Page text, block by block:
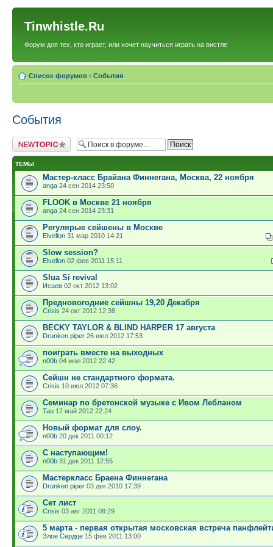
Tinwhistle.Ru
Форум для тех, кто играет, или хочет научиться играть на вистле
Список форумов ‹ События
События
Новая тема
ТЕМЫ
Мастер-класс Брайана Финнегана, Москва, 22 ноября
anga 24 сен 2014 23:50
FLOOK в Москве 21 ноября
anga 24 сен 2014 23:31
Регулярые сейшены в Москве
Elvellon 31 мар 2010 14:21
Slow session?
Elvellon 02 фев 2011 15:11
Slua Si revival
Исаев 02 окт 2012 13:02
Предновогодние сейшны 19,20 Декабря
Crisis 24 окт 2012 12:38
BECKY TAYLOR & BLIND HARPER 17 августа
Drunken piper 26 июл 2012 17:53
поиграть вместе на выходных
n00b 04 июл 2012 22:42
Сейшн не стандартного формата.
Crisis 10 июл 2012 07:36
Семинар по бретонской музыке с Ивом Лебланом
Tau 12 май 2012 22:24
Новый формат для слоу.
n00b 20 дек 2011 00:12
С наступающим!
n00b 31 дек 2011 12:55
Мастеркласс Браена Финнегана
Drunken piper 03 дек 2010 17:39
Сет лист
Crisis 03 авг 2011 08:29
5 марта - первая открытая московская встреча
Злое Сердце 15 фев 2011 13:00